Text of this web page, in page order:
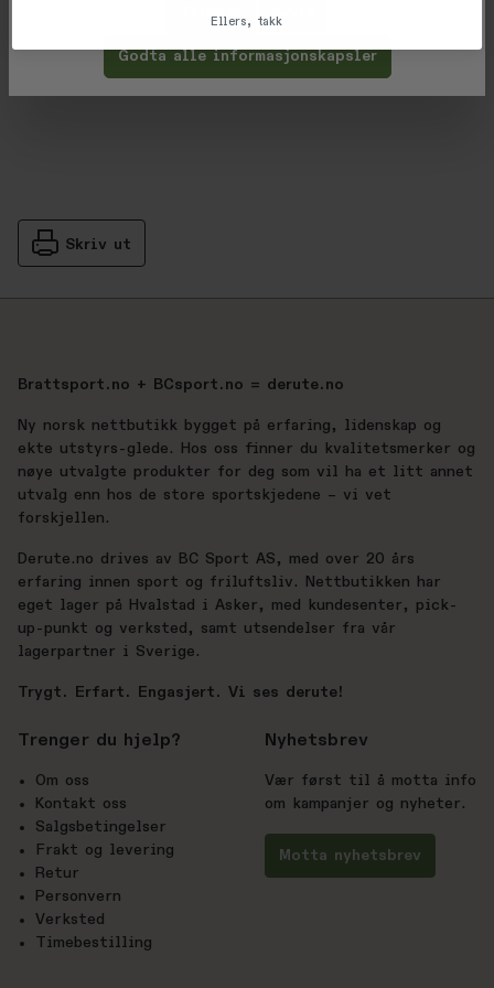
Gjennomsnittsvurdering:
Produsent
Skriv ut
Brattsport.no + BCsport.no = derute.no
Ny norsk nettbutikk bygget på erfaring, lidenskap og
ekte utstyrs-glede. Hos oss finner du kvalitetsmerker og
nøye utvalgte produkter for deg som vil ha et litt annet
utvalg enn hos de store sportskjedene – vi vet
forskjellen.
Derute.no drives av BC Sport AS, med over 20 års
erfaring innen sport og friluftsliv. Nettbutikken har
eget lager på Hvalstad i Asker, med kundesenter, pick-
up-punkt og verksted, samt utsendelser fra vår
lagerpartner i Sverige.
Trygt. Erfart. Engasjert. Vi ses derute!
Trenger du hjelp?
Om oss
Kontakt oss
Salgsbetingelser
Frakt og levering
Retur
Personvern
Verksted
Timebestilling
Nyhetsbrev
Vær først til å motta info
om kampanjer og nyheter.
Motta nyhetsbrev
Godta alle informasjonskapsler
Ellers, takk